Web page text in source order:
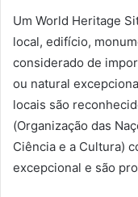
Um World Heritage
local, edifício,
considerado de
ou natural
locais são
(Organização das
Ciência e a Cultura)
excepcional e são